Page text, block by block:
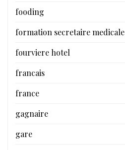
fooding
formation secretaire medicale
fourviere hotel
francais
france
gagnaire
gare